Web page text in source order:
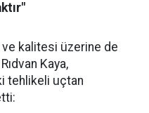
kalitesi üzerine de
Kaya,
tehlikeli uçtan